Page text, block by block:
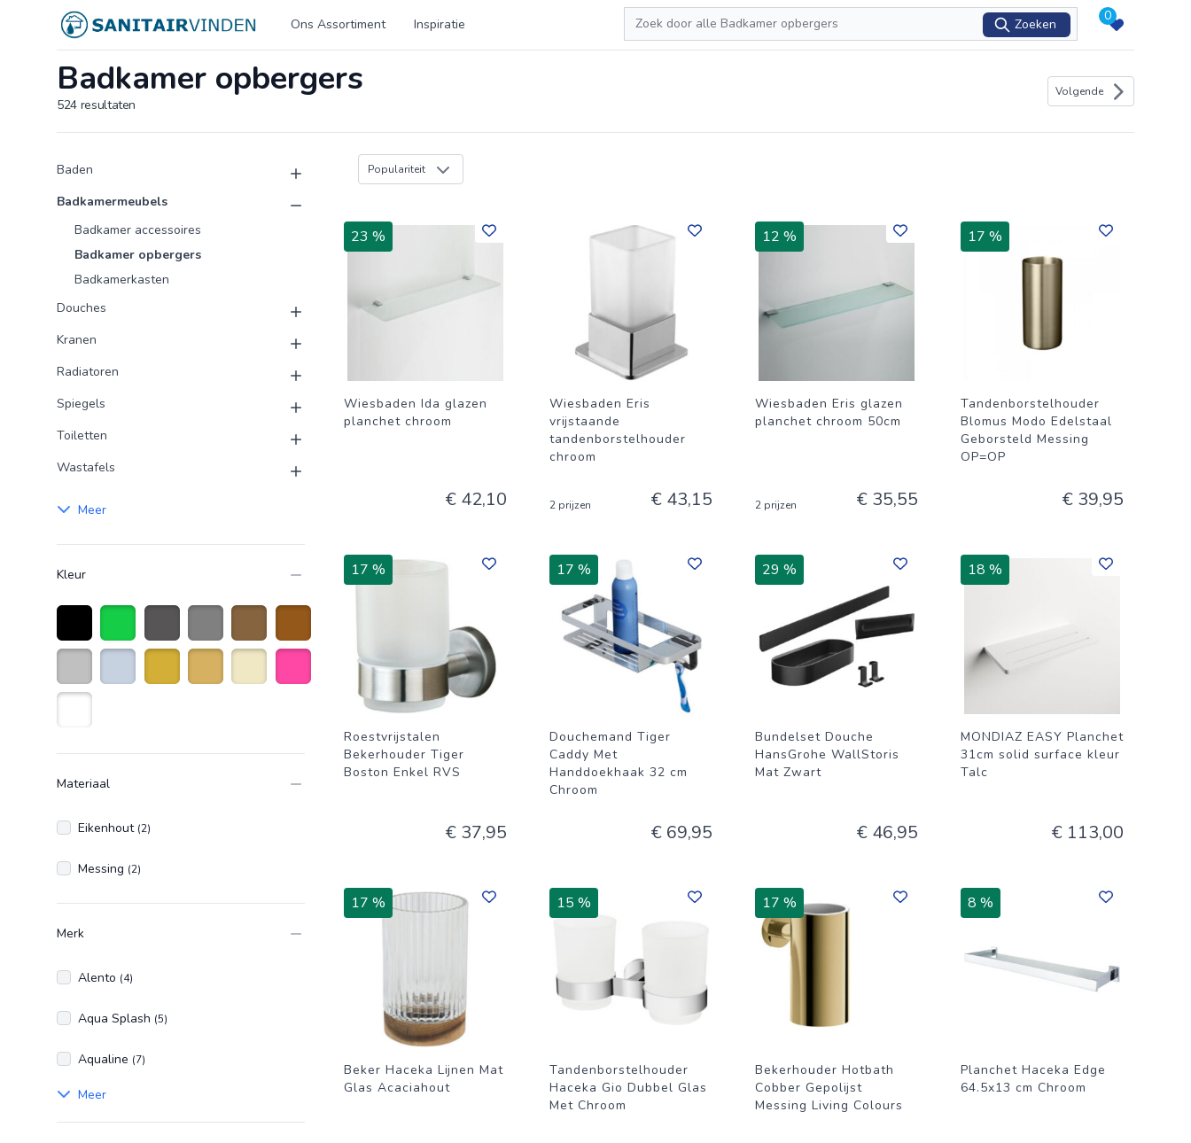
Logo sanitairvinden.nl Ons Assortiment Inspiratie
Zoeken
Zoeken
0
Badkamer opbergers
524 resultaten
Volgende
Producten
Product categorieën
Baden
Badkamermeubels
Badkamer accessoires
Badkamer opbergers
Badkamerkasten
Douches
Kranen
Radiatoren
Spiegels
Toiletten
Wastafels
Meer
Kleur
Zwart Groen Antraciet grijs
Grijs Brons Bruin
Zilver
Materiaal
Eikenhout (2)
Messing (2)
Merk
Alento (4)
Aqua Splash (5)
Aqualine (7)
Meer
Populariteit
23 %
Wiesbaden Ida glazen
planchet chroom
€ 42,10
Wiesbaden Eris
vrijstaande
tandenborstelhouder
chroom
2 prijzen € 43,15
12 %
Wiesbaden Eris glazen
planchet chroom 50cm
2 prijzen € 35,55
17 %
Tandenborstelhouder
Blomus Modo Edelstaal
Geborsteld Messing
OP=OP
€ 39,95
17 %
Roestvrijstalen
Bekerhouder Tiger
Boston Enkel RVS
€ 37,95
17 %
Douchemand Tiger
Caddy Met
Handdoekhaak 32 cm
Chroom
€ 69,95
29 %
Bundelset Douche
HansGrohe WallStoris
Mat Zwart
€ 46,95
18 %
MONDIAZ EASY Planchet
31cm solid surface kleur
Talc
€ 113,00
17 %
Beker Haceka Lijnen Mat
Glas Acaciahout
15 %
Tandenborstelhouder
Haceka Gio Dubbel Glas
Met Chroom
17 %
Bekerhouder Hotbath
Cobber Gepolijst
Messing Living Colours
8 %
Planchet Haceka Edge
64.5x13 cm Chroom